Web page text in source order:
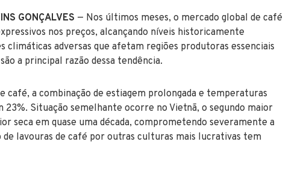
GONÇALVES — Nos últimos meses, o mercado global de café
nos preços, alcançando níveis historicamente
climáticas adversas que afetam regiões produtoras essenciais
a principal razão dessa tendência.
café, a combinação de estiagem prolongada e temperaturas
23%. Situação semelhante ocorre no Vietnã, o segundo maior
seca em quase uma década, comprometendo severamente a
de lavouras de café por outras culturas mais lucrativas tem